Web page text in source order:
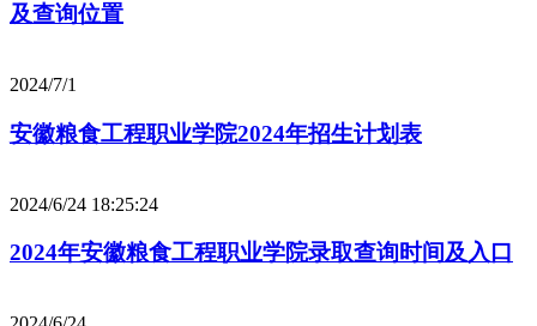
及查询位置
2024/7/1
安徽粮食工程职业学院2024年招生计划表
2024/6/24 18:25:24
2024年安徽粮食工程职业学院录取查询时间及入口